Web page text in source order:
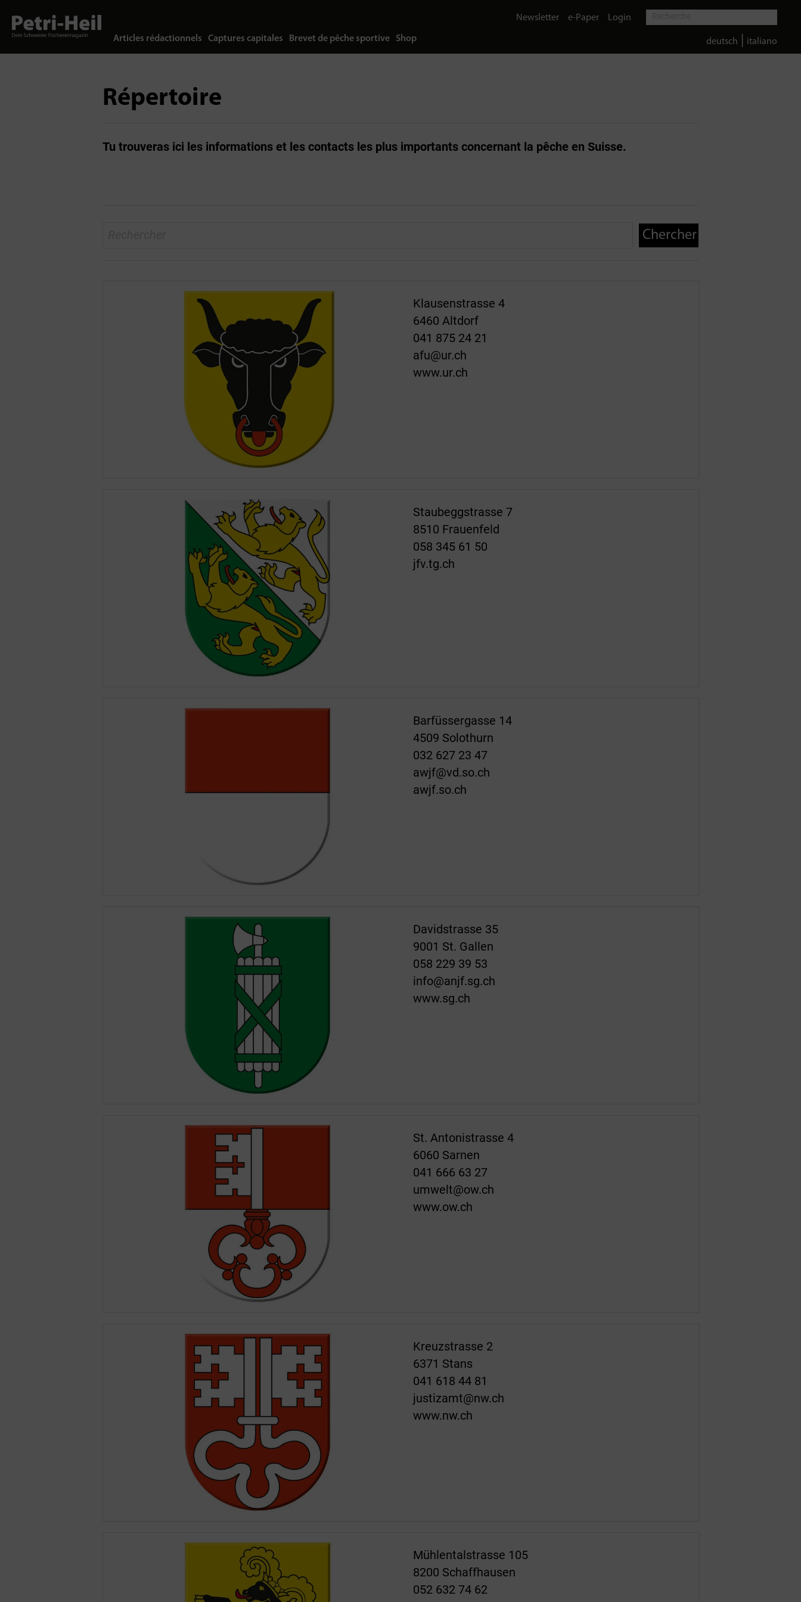
Articles rédactionnels Captures capitales Brevet de pêche sportive Shop
Newsletter e-Paper Login
deutsch italiano
Répertoire
Tu trouveras ici les informations et les contacts les plus importants concernant la pêche en Suisse.
Klausenstrasse 4
6460 Altdorf
041 875 24 21
afu@ur.ch
www.ur.ch
Staubeggstrasse 7
8510 Frauenfeld
058 345 61 50
jfv.tg.ch
Barfüssergasse 14
4509 Solothurn
032 627 23 47
awjf@vd.so.ch
awjf.so.ch
Davidstrasse 35
9001 St. Gallen
058 229 39 53
info@anjf.sg.ch
www.sg.ch
St. Antonistrasse 4
6060 Sarnen
041 666 63 27
umwelt@ow.ch
www.ow.ch
Kreuzstrasse 2
6371 Stans
041 618 44 81
justizamt@nw.ch
www.nw.ch
Mühlentalstrasse 105
8200 Schaffhausen
052 632 74 62